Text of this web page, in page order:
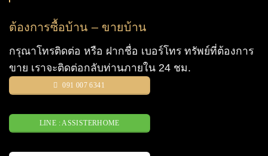
ต้องการซื้อบ้าน – ขายบ้าน
กรุณาโทรติดต่อ หรือ ฝากชื่อ เบอร์โทร ทรัพย์ที่ต้องการ
ขาย เราจะติดต่อกลับท่านภายใน 24 ชม.
091 007 6341
LINE : ASSISTERHOME